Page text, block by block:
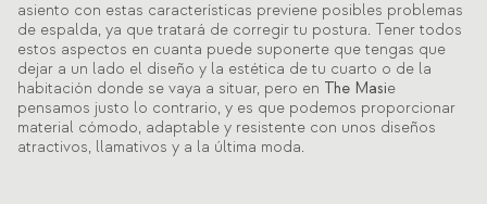
asiento con estas características previene posibles problemas
de espalda, ya que tratará de corregir tu postura. Tener todos
estos aspectos en cuanta puede suponerte que tengas que
dejar a un lado el diseño y la estética de tu cuarto o de la
habitación donde se vaya a situar, pero en The Masie
pensamos justo lo contrario, y es que podemos proporcionar
material cómodo, adaptable y resistente con unos diseños
atractivos, llamativos y a la última moda.